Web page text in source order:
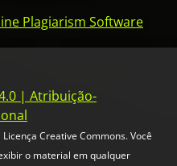
4.0 | Atribuição-
Creative Commons. Você
o material em qualquer